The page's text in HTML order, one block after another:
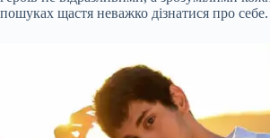
пошуках щастя неважко дізнатися про себе.